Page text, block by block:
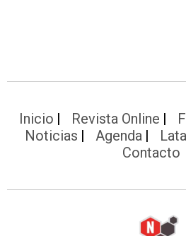
Inicio Revista Online
Noticias
Agenda
Contacto